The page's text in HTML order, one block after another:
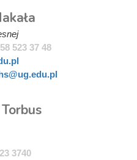
523 37 48
3740